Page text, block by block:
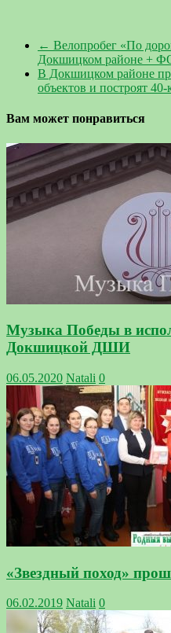
← Велопробег «По
Докшицком районе +
В Докшицком районе
объектов и построят
Вам может понравиться
Музыка Победы в
Докшицкой ДШИ
06.05.2020 Natali 0
«Звездный поход»
06.02.2019 Natali 0